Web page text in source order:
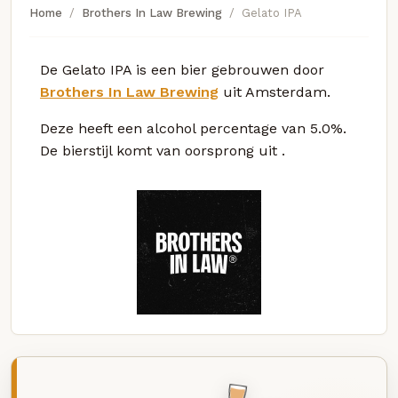
Home Brothers In Law Brewing Gelato IPA
De Gelato IPA is een bier gebrouwen door
Brothers In Law Brewing uit Amsterdam.
Deze heeft een alcohol percentage van 5.0%.
De bierstijl komt van oorsprong uit .